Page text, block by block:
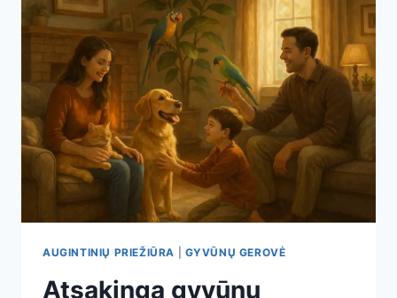
AUGINTINIŲ PRIEŽIŪRA GYVŪNŲ GEROVĖ
Atsakinga gyvūnų